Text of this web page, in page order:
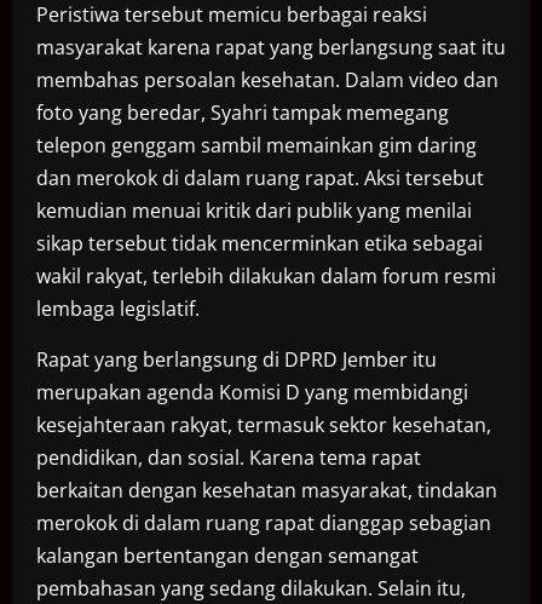
Peristiwa tersebut memicu berbagai reaksi
masyarakat karena rapat yang berlangsung saat itu
membahas persoalan kesehatan. Dalam video dan
foto yang beredar, Syahri tampak memegang
telepon genggam sambil memainkan gim daring
dan merokok di dalam ruang rapat. Aksi tersebut
kemudian menuai kritik dari publik yang menilai
sikap tersebut tidak mencerminkan etika sebagai
wakil rakyat, terlebih dilakukan dalam forum resmi
lembaga legislatif.
Rapat yang berlangsung di DPRD Jember itu
merupakan agenda Komisi D yang membidangi
kesejahteraan rakyat, termasuk sektor kesehatan,
pendidikan, dan sosial. Karena tema rapat
berkaitan dengan kesehatan masyarakat, tindakan
merokok di dalam ruang rapat dianggap sebagian
kalangan bertentangan dengan semangat
pembahasan yang sedang dilakukan. Selain itu,